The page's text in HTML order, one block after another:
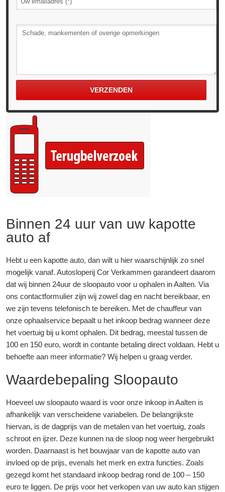
Binnen 24 uur van uw kapotte
auto af
Hebt u een kapotte auto, dan wilt u hier waarschijnlijk zo snel
mogelijk vanaf. Autosloperij Cor Verkammen garandeert daarom
dat wij binnen 24uur de sloopauto voor u ophalen in Aalten. Via
ons contactformulier zijn wij zowel dag en nacht bereikbaar, en
we zijn tevens telefonisch te bereiken. Met de chauffeur van
onze ophaalservice bepaalt u het inkoop bedrag wanneer deze
het voertuig bij u komt ophalen. Dit bedrag, meestal tussen de
100 en 150 euro, wordt in contante betaling direct voldaan. Hebt u
behoefte aan meer informatie? Wij helpen u graag verder.
Waardebepaling Sloopauto
Hoeveel uw sloopauto waard is voor onze inkoop in Aalten is
afhankelijk van verscheidene variabelen. De belangrijkste
hiervan, is de dagprijs van de metalen van het voertuig, zoals
schroot en ijzer. Deze kunnen na de sloop nog weer hergebruikt
worden. Daarnaast is het bouwjaar van de kapotte auto van
invloed op de prijs, evenals het merk en extra functies. Zoals
gezegd komt het standaard inkoop bedrag rond de 100 – 150
euro te liggen. De prijs voor het verkopen van uw auto kan stijgen